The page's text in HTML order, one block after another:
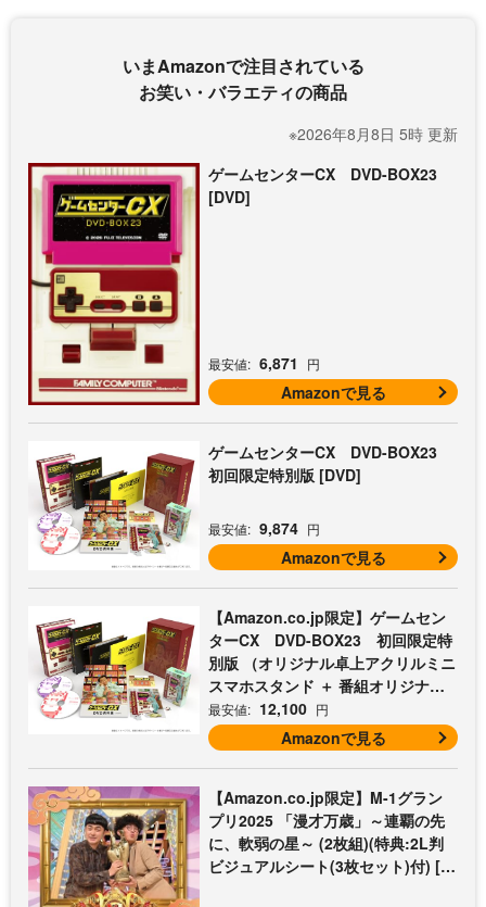
いまAmazonで注目されている
お笑い・バラエティの商品
※2026年8月8日 5時 更新
ゲームセンターCX DVD-BOX23
[DVD]
最安値: 6,871 円
Amazonで見る
ゲームセンターCX DVD-BOX23
初回限定特別版 [DVD]
最安値: 9,874 円
Amazonで見る
【Amazon.co.jp限定】ゲームセン
ターCX DVD-BOX23 初回限定特
別版 （オリジナル卓上アクリルミニ
スマホスタンド ＋ 番組オリジナル
マイクロファイバークロス（オレン
ジ） 付） [DVD]
最安値: 12,100 円
Amazonで見る
【Amazon.co.jp限定】M-1グラン
プリ2025 「漫才万歳」～連覇の先
に、軟弱の星～ (2枚組)(特典:2L判
ビジュアルシート(3枚セット)付) [D